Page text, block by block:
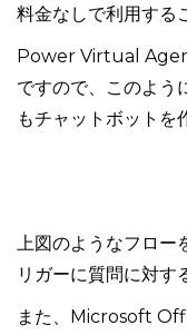
料金なしで利用する
Power Virtual
ですので、このよう
もチャットボットを
上図のようなフロー
リガーに質問に対す
また、Microsoft